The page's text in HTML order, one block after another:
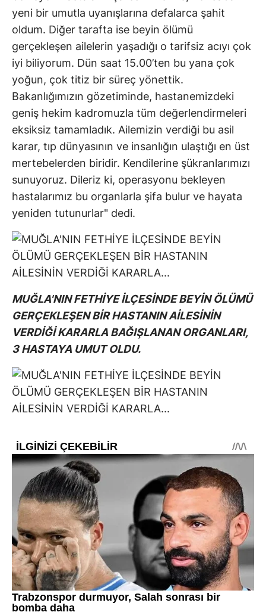
yeni bir umutla uyanışlarına defalarca şahit
oldum. Diğer tarafta ise beyin ölümü
gerçekleşen ailelerin yaşadığı o tarifsiz acıyı çok
iyi biliyorum. Dün saat 15.00’ten bu yana çok
yoğun, çok titiz bir süreç yönettik.
Bakanlığımızın gözetiminde, hastanemizdeki
geniş hekim kadromuzla tüm değerlendirmeleri
eksiksiz tamamladık. Ailemizin verdiği bu asil
karar, tıp dünyasının ve insanlığın ulaştığı en üst
mertebelerden biridir. Kendilerine şükranlarımızı
sunuyoruz. Dileriz ki, operasyonu bekleyen
hastalarımız bu organlarla şifa bulur ve hayata
yeniden tutunurlar" dedi.
MUĞLA'NIN FETHİYE İLÇESİNDE BEYİN ÖLÜMÜ
GERÇEKLEŞEN BİR HASTANIN AİLESİNİN
VERDİĞİ KARARLA BAĞIŞLANAN ORGANLARI,
3 HASTAYA UMUT OLDU.